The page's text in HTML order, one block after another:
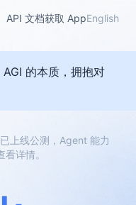
的本质，拥抱对
上线公测，Agent 能力
详情。
API 文档获取 AppEnglish